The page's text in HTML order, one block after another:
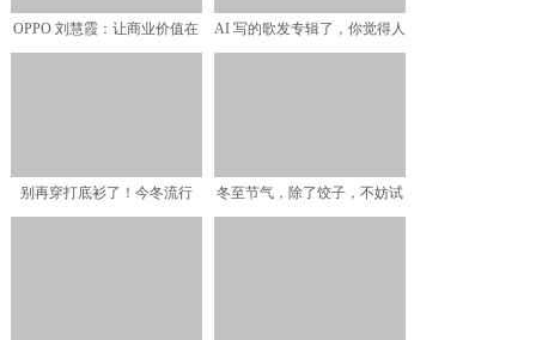
OPPO 刘慧霞：让商业价值在
AI 写的歌发专辑了，你觉得人
别再穿打底衫了！今冬流行
冬至节气，除了饺子，不妨试